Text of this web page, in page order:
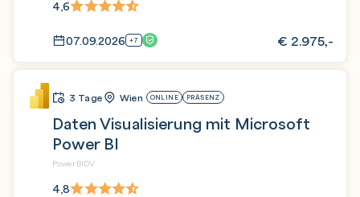
4,6
07.09.2026 +7 € 2.975,-
3 Tage Wien ONLINE PRÄSENZ
Daten Visualisierung mit Microsoft
Power BI
PowerBIDV
4,8